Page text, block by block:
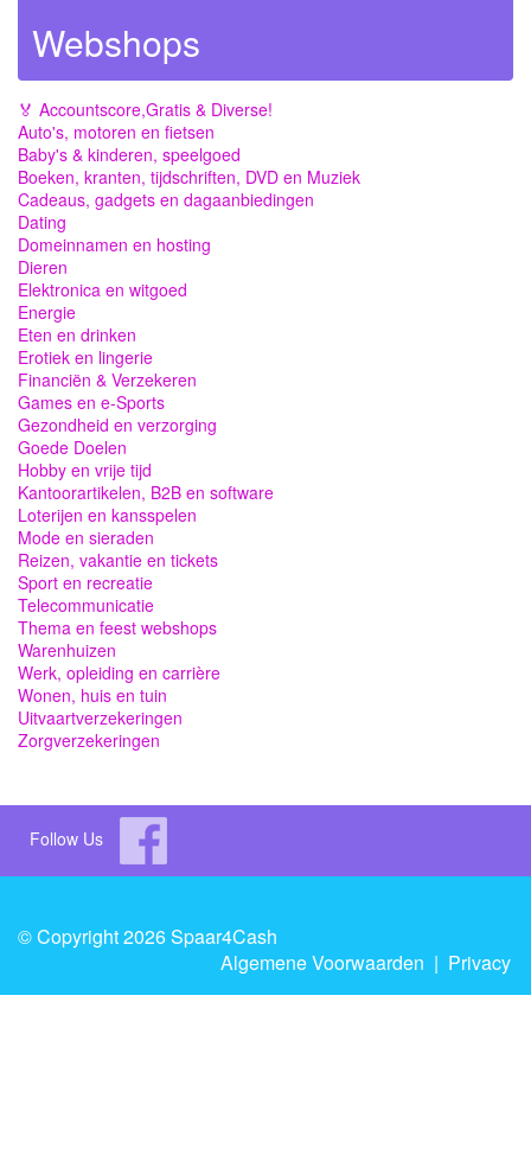
Webshops
🏅 Accountscore,Gratis & Diverse!
Auto's, motoren en fietsen
Baby's & kinderen, speelgoed
Boeken, kranten, tijdschriften, DVD en Muziek
Cadeaus, gadgets en dagaanbiedingen
Dating
Domeinnamen en hosting
Dieren
Elektronica en witgoed
Energie
Eten en drinken
Erotiek en lingerie
Financiën & Verzekeren
Games en e-Sports
Gezondheid en verzorging
Goede Doelen
Hobby en vrije tijd
Kantoorartikelen, B2B en software
Loterijen en kansspelen
Mode en sieraden
Reizen, vakantie en tickets
Sport en recreatie
Telecommunicatie
Thema en feest webshops
Warenhuizen
Werk, opleiding en carrière
Wonen, huis en tuin
Uitvaartverzekeringen
Zorgverzekeringen
Follow Us
© Copyright 2026 Spaar4Cash
Algemene Voorwaarden | Privacy